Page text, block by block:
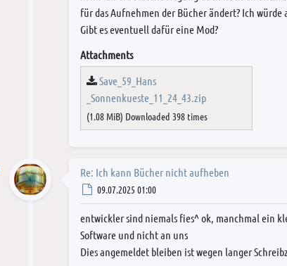
für das Aufnehmen der Bücher ändert? Ich
Gibt es eventuell dafür eine Mod?
Attachments
Save_59_Hans
_Sonnenkueste_11_24_43.zip
(1.08 MiB) Downloaded 398 times
Re: Ich kann Bücher nicht aufheben
Post
09.07.2025 01:00
entwickler sind niemals fies^ ok, manchmal ein
Software und nicht an uns
Dies angemeldet bleiben ist wegen langer